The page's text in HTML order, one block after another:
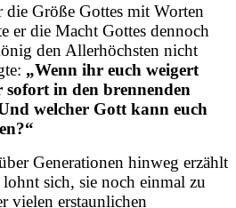
Größe Gottes mit Worten
er die Macht Gottes dennoch
den Allerhöchsten nicht
„Wenn ihr euch weigert
in den brennenden
welcher Gott kann euch
Generationen hinweg erzählt
sich, sie noch einmal zu
vielen erstaunlichen